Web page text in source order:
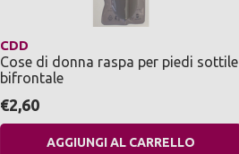
CDD
Cose di donna raspa per piedi sottile
bifrontale
€2,60
AGGIUNGI AL CARRELLO